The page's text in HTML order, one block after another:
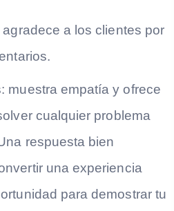
agradece a los clientes por
muestra empatía y ofrece
cualquier problema
respuesta bien
una experiencia
para demostrar tu